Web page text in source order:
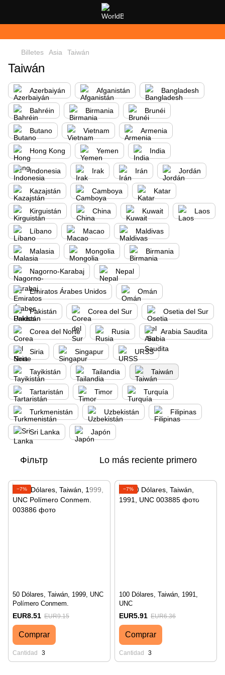
Billetes Asia Taiwán
Taiwán
Azerbaiyán Afganistán Bangladesh
Bahréin Birmania Brunéi
Butano Vietnam Armenia
Hong Kong Yemen India
Indonesia Irak Irán Jordán
Kazajstán Camboya Katar
Kirguistán China Kuwait Laos
Líbano Macao Maldivas
Malasia Mongolia Birmania
Nagorno-Karabaj Nepal
Emiratos Árabes Unidos Omán
Pakistán Corea del Sur Osetia del Sur
Corea del Norte Rusia Arabia Saudita
Siria Singapur URSS
Tayikistán Tailandia Taiwán
Tartaristán Timor Turquía
Turkmenistán Uzbekistán Filipinas
Sri Lanka Japón
Фільтр Lo más reciente primero
−7%
50 Dólares, Taiwán, 1999, UNC
Polímero Conmem.
EUR8.51 EUR9.15
Comprar
Cantidad 3
−7%
100 Dólares, Taiwán, 1991,
UNC
EUR5.91 EUR6.36
Comprar
Cantidad 3